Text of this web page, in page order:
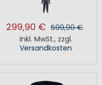
299,90 € 599,90 €
Inkl. MwSt., zzgl.
Versandkosten